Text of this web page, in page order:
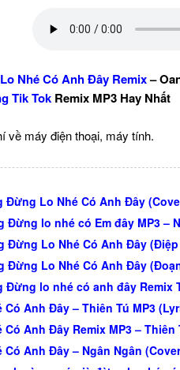
Nhé Có Anh Đây Remix–
Tik Tok Remix MP3 Hay Nhất
về máy điện thoại, máy tính.
Đừng Lo Nhé Có Anh Đây
Đừng lo nhé có Em đây MP3 –
Đừng Lo Nhé Có Anh Đây
Đừng Lo Nhé Có Anh Đây
Đừng lo nhé có anh đây Remix
Anh Đây – Thiên Tú MP3
Anh Đây Remix MP3 – Thiên
Anh Đây – Ngân Ngân